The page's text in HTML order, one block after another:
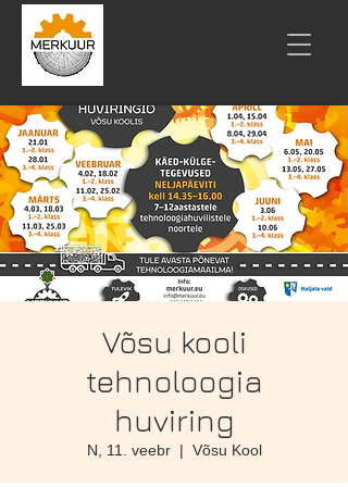
Võsu kooli
tehnoloogia
huviring
N, 11. veebr
  |
Võsu Kool